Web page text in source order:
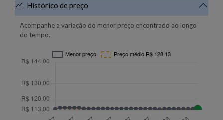
Histórico de preço
Acompanhe a variação do menor preço encontrado ao longo
do tempo.